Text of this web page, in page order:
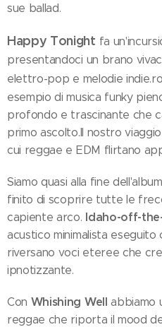
sue ballad.
Happy Tonight fa
presentandoci un brano
elettro-pop e melodie
esempio di musica funky
profondo e trascinante che
primo ascolto.Il nostro
cui reggae e EDM flirtano
Siamo quasi alla fine
finito di scoprire tutte le
capiente arco. Idaho-off-
acustico minimalista eseguito
riversano voci eteree che
ipnotizzante.
Con Whishing Well abbiamo
reggae che riporta il mood